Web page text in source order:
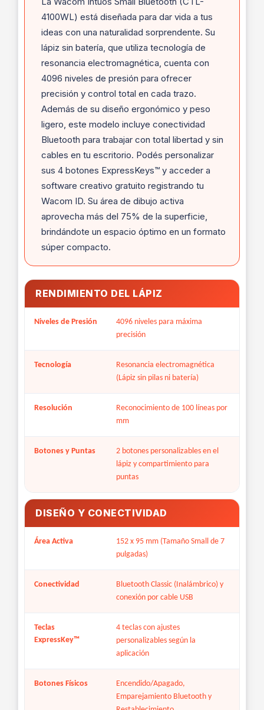
4100WL) está diseñada para dar vida a tus
ideas con una naturalidad sorprendente. Su
lápiz sin batería, que utiliza tecnología de
resonancia electromagnética, cuenta con
4096 niveles de presión para ofrecer
precisión y control total en cada trazo.
Además de su diseño ergonómico y peso
ligero, este modelo incluye conectividad
Bluetooth para trabajar con total libertad y sin
cables en tu escritorio. Podés personalizar
sus 4 botones ExpressKeys™ y acceder a
software creativo gratuito registrando tu
Wacom ID. Su área de dibujo activa
aprovecha más del 75% de la superficie,
brindándote un espacio óptimo en un formato
súper compacto.
RENDIMIENTO DEL LÁPIZ
Niveles de Presión
4096 niveles para máxima
precisión
Tecnología
Resonancia electromagnética
(Lápiz sin pilas ni batería)
Resolución
Reconocimiento de 100 líneas por
mm
Botones y Puntas
2 botones personalizables en el
lápiz y compartimiento para
puntas
DISEÑO Y CONECTIVIDAD
Área Activa
152 x 95 mm (Tamaño Small de 7
pulgadas)
Conectividad
Bluetooth Classic (Inalámbrico) y
conexión por cable USB
Teclas
ExpressKey™
4 teclas con ajustes
personalizables según la
aplicación
Botones Físicos
Encendido/Apagado,
Emparejamiento Bluetooth y